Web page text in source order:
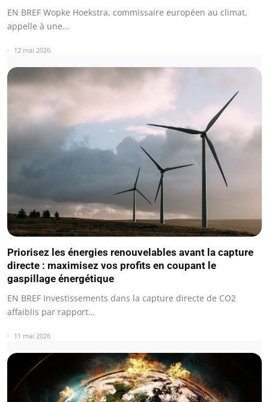
EN BREF Wopke Hoekstra, commissaire européen au climat,
appelle à une…
12 mai 2026
Priorisez les énergies renouvelables avant la capture
directe : maximisez vos profits en coupant le
gaspillage énergétique
EN BREF Investissements dans la capture directe de CO2
affaiblis par rapport…
11 mai 2026